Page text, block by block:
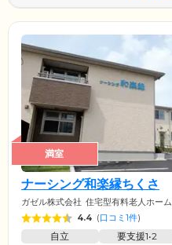
満室
ナーシング和楽縁ちくさ
ガゼル株式会社 住宅型有料老人ホーム
4.4 (口コミ1件)
自立 要支援1•2